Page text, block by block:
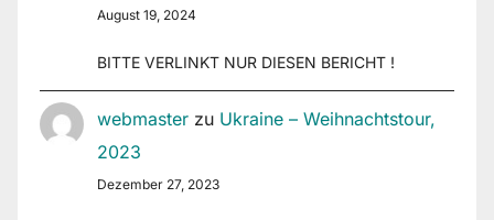
August 19, 2024
BITTE VERLINKT NUR DIESEN BERICHT !
webmaster zu Ukraine – Weihnachtstour,
2023
Dezember 27, 2023